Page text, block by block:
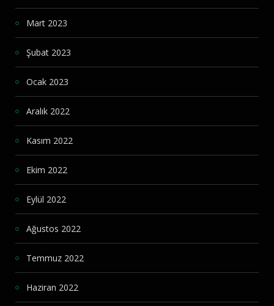
Mart 2023
Şubat 2023
Ocak 2023
Aralık 2022
Kasım 2022
Ekim 2022
Eylül 2022
Ağustos 2022
Temmuz 2022
Haziran 2022